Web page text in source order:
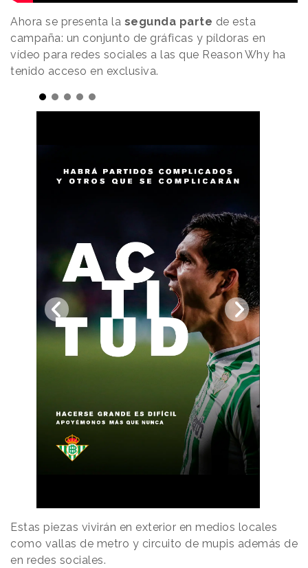
Ahora se presenta la segunda parte de esta
campaña: un conjunto de gráficas y píldoras en
vídeo para redes sociales a las que Reason Why ha
tenido acceso en exclusiva.
Estas piezas vivirán en exterior en medios locales
como vallas de metro y circuito de mupis además de
en redes sociales.